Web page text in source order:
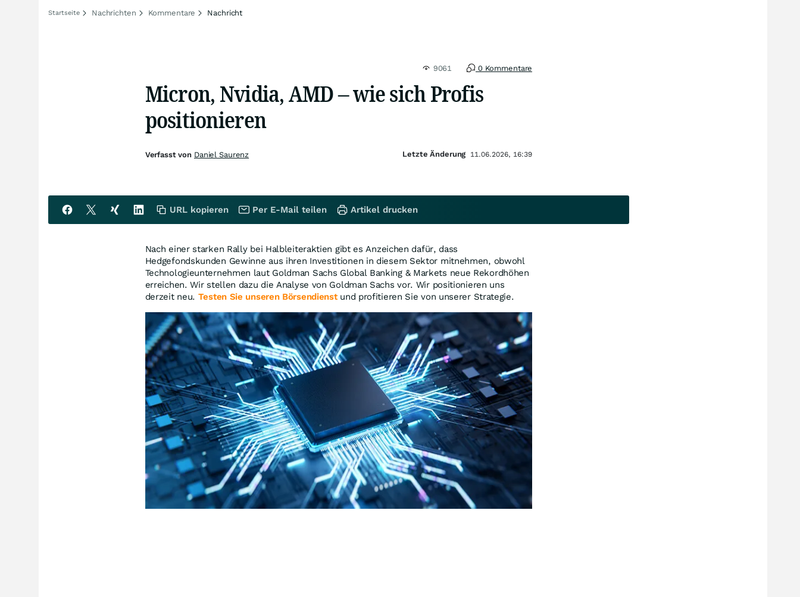
Startseite Nachrichten Kommentare Nachricht
9061 0 Kommentare
Micron, Nvidia, AMD – wie sich Profis
positionieren
Nach einer starken Rally bei Halbleiteraktien gibt es Anzeichen dafür, dass
Hedgefondskunden Gewinne aus ihren Investitionen in diesem Sektor mitnehmen, obwohl
Technologieunternehmen laut Goldman Sachs Global Banking & Markets neue Rekordhöhen
erreichen. Wir stellen dazu die Analyse von Goldman Sachs vor. Wir positionieren uns
derzeit neu. Testen Sie unseren Börsendienstund profitieren Sie von unserer Strategie.
Verfasst von Daniel Saurenz Letzte Änderung 11.06.2026, 16:39
URL kopieren Per E-Mail teilen Artikel drucken